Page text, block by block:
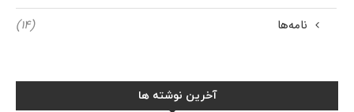
نامه‌ها
(۱۴)
آخرین نوشته ها